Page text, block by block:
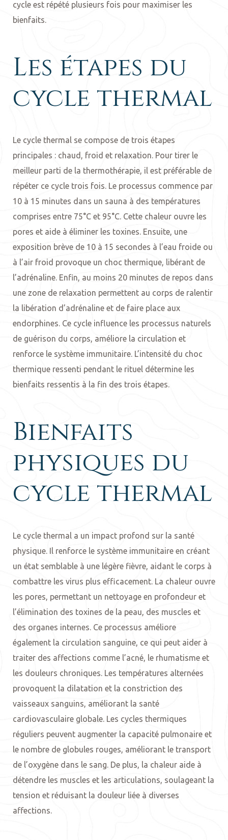
cycle est répété plusieurs fois pour maximiser les
bienfaits.
Les étapes du
cycle thermal
Le cycle thermal se compose de trois étapes
principales : chaud, froid et relaxation. Pour tirer le
meilleur parti de la thermothérapie, il est préférable de
répéter ce cycle trois fois. Le processus commence par
10 à 15 minutes dans un sauna à des températures
comprises entre 75°C et 95°C. Cette chaleur ouvre les
pores et aide à éliminer les toxines. Ensuite, une
exposition brève de 10 à 15 secondes à l’eau froide ou
à l’air froid provoque un choc thermique, libérant de
l’adrénaline. Enfin, au moins 20 minutes de repos dans
une zone de relaxation permettent au corps de ralentir
la libération d’adrénaline et de faire place aux
endorphines. Ce cycle influence les processus naturels
de guérison du corps, améliore la circulation et
renforce le système immunitaire. L’intensité du choc
thermique ressenti pendant le rituel détermine les
bienfaits ressentis à la fin des trois étapes.
Bienfaits
physiques du
cycle thermal
Le cycle thermal a un impact profond sur la santé
physique. Il renforce le système immunitaire en créant
un état semblable à une légère fièvre, aidant le corps à
combattre les virus plus efficacement. La chaleur ouvre
les pores, permettant un nettoyage en profondeur et
l’élimination des toxines de la peau, des muscles et
des organes internes. Ce processus améliore
également la circulation sanguine, ce qui peut aider à
traiter des affections comme l’acné, le rhumatisme et
les douleurs chroniques. Les températures alternées
provoquent la dilatation et la constriction des
vaisseaux sanguins, améliorant la santé
cardiovasculaire globale. Les cycles thermiques
réguliers peuvent augmenter la capacité pulmonaire et
le nombre de globules rouges, améliorant le transport
de l’oxygène dans le sang. De plus, la chaleur aide à
détendre les muscles et les articulations, soulageant la
tension et réduisant la douleur liée à diverses
affections.